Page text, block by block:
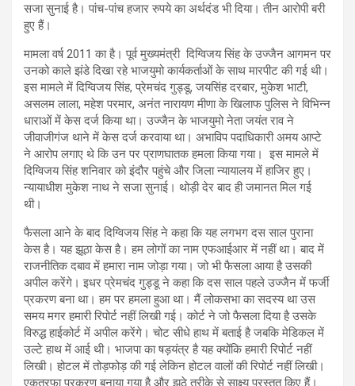
सजा सुनाई है। पांच-पांच हजार रुपये का अर्थदंड भी दिया। तीन आरोपी बरी
हुए हैं।
मामला वर्ष 2011 का है। पूर्व मुख्यमंत्री दिग्विजय सिंह के उज्जैन आगमन पर
उनको काले झंडे दिखा रहे भाजयुमो कार्यकर्ताओं के साथ मारपीट की गई थी।
इस मामले में दिग्विजय सिंह, प्रेमचंद गुड्डू, जयसिंह दरबार, मुकेश भाटी,
असलम लाला, महेश परमार, अनंत नारायण मीणा के खिलाफ पुलिस ने विभिन्न
धाराओं में केस दर्ज किया था। उज्जैन के भाजयुमो नेता जयंत राव ने
जीवाजीगंज थाने में केस दर्ज करवाया था। अभाविप पदाधिकारी अमय आप्टे
ने आरोप लगाए थे कि उन पर प्राणघातक हमला किया गया। इस मामले में
दिग्विजय सिंह शनिवार को इंदौर पहुंचे और जिला न्यायालय में हाजिर हुए।
न्यायाधीश मुकेश नाथ ने सजा सुनाई। थोड़ी देर बाद ही जमानत मिल गई
थी।
फैसला आने के बाद दिग्विजय सिंह ने कहा कि यह लगभग दस साल पुराना
केस है। यह झूठा केस है। हम लोगों का नाम एफआईआर में नहीं था। बाद में
राजनीतिक दबाव में हमारा नाम जोड़ा गया। जो भी फैसला आया है उसकी
अपील करेंगे। इधर प्रेमचंद गुड्डू ने कहा कि दस साल पहले उज्जैन में फर्जी
प्रकरण बना था। हम पर हमला हुआ था। मैं लोकसभा का सदस्य था उस
समय मगर हमारी रिपोर्ट नहीं लिखी गई। कोर्ट ने जो फैसला दिया है उसके
विरुद्ध हाईकोर्ट में अपील करेंगे। चोट सीधे हाथ में बताई है जबकि मेडिकल में
उल्टे हाथ में आई थी। भाजपा का षड़यंत्र है यह क्योंकि हमारी रिपोर्ट नहीं
लिखी। होटल में तोड़फोड़ की गई लेकिन होटल वालों की रिपोर्ट नहीं लिखी।
एकतरफा प्रकरण बनाया गया है और झूठे तरीके से साक्ष्य प्रस्तुत किए हैं।